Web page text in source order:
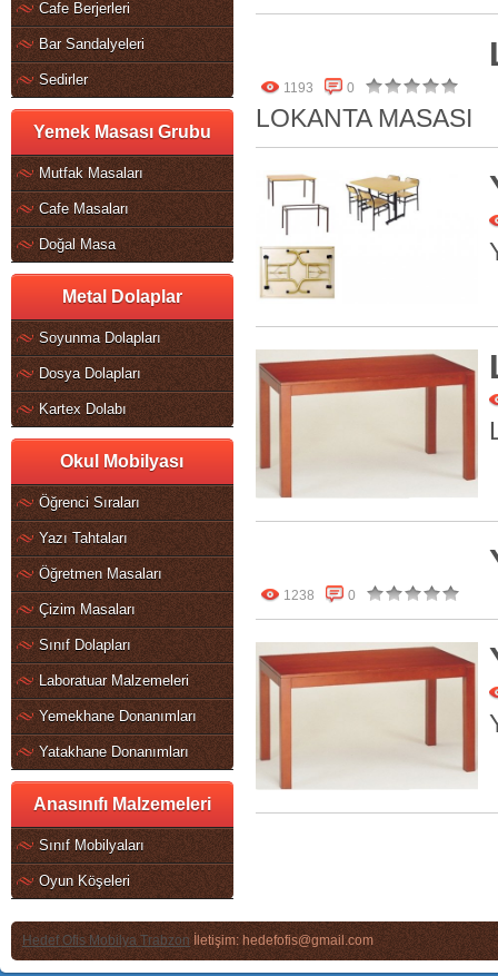
Cafe Berjerleri
Bar Sandalyeleri
Sedirler
Yemek Masası Grubu
Mutfak Masaları
Cafe Masaları
Doğal Masa
Metal Dolaplar
Soyunma Dolapları
Dosya Dolapları
Kartex Dolabı
Okul Mobilyası
Öğrenci Sıraları
Yazı Tahtaları
Öğretmen Masaları
Çizim Masaları
Sınıf Dolapları
Laboratuar Malzemeleri
Yemekhane Donanımları
Yatakhane Donanımları
Anasınıfı Malzemeleri
Sınıf Mobilyaları
Oyun Köşeleri
1193 0
LOKANTA MASASI
1238 0
Hedef Ofis Mobilya Trabzonİletişim: hedefofis@gmail.com